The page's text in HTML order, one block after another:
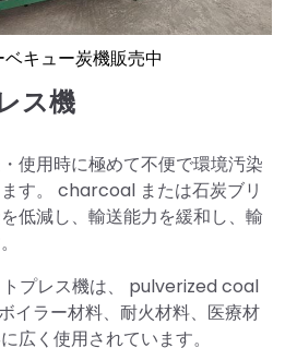
キュー炭機販売中
ス機
使用時に極めて不便で環境汚染
す。 charcoal または石炭ブリ
低減し、輸送能力を緩和し、輸
トプレス機は、 pulverized coal
ラー材料、耐火材料、医療材
広く使用されています。